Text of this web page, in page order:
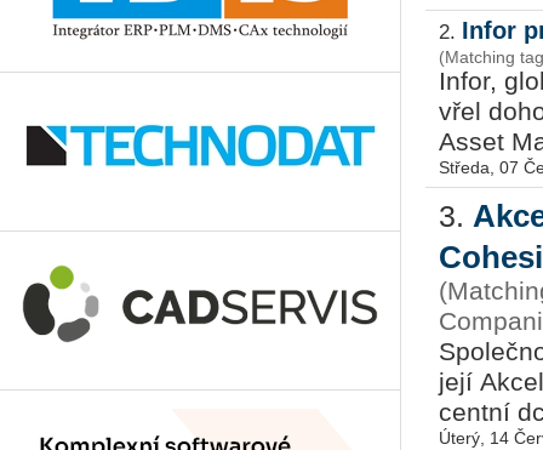
2. Infor
(Matching
Infor,
vřel
Asset
Středa, 07
3.
její
cent­ní
Úterý, 14